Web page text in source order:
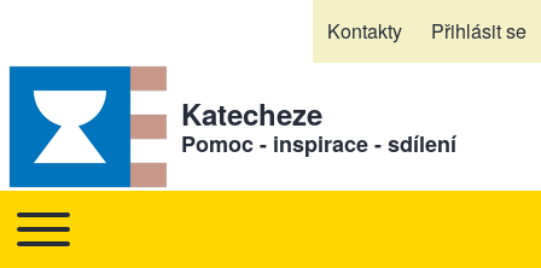
Kontakty Přihlásit se
Katecheze
Pomoc - inspirace - sdílení
Hlavní navigace
Toggle main menu